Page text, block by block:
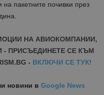
пакетните почивки през
НА АВИОКОМПАНИИ,
- ПРИСЪЕДИНЕТЕ СЕ КЪМ
- ВКЛЮЧИ СЕ ТУК!
новини в Google News